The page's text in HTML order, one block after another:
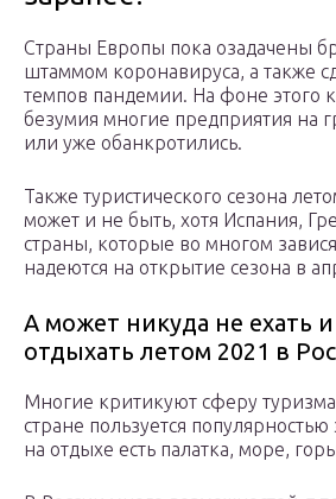
Страны Европы пока озадачены
штаммом коронавируса, а также
темпов пандемии. На фоне этого
безумия многие предприятия на
или уже обанкротились.
Также туристического сезона
может и не быть, хотя Испания,
страны, которые во многом
надеются на открытие сезона в
А может никуда не ехать и
отдыхать летом 2021 в
Многие критикуют сферу
стране пользуется популярностью
на отдыхе есть палатка, море,